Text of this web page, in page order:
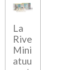
La
Rive
Mini
atuu